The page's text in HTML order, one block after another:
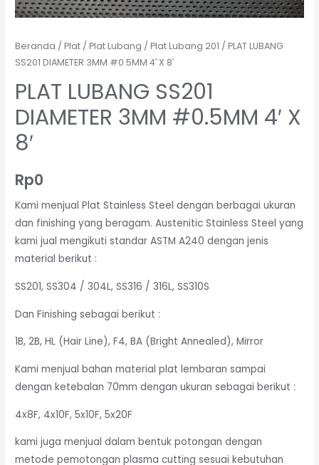
Beranda /Plat /Plat Lubang /Plat Lubang 201 / PLAT LUBANG
SS201 DIAMETER 3MM #0.5MM 4′ X 8′
PLAT LUBANG SS201
DIAMETER 3MM #0.5MM 4′ X
8′
Rp0
Kami menjual Plat Stainless Steel dengan berbagai ukuran
dan finishing yang beragam. Austenitic Stainless Steel yang
kami jual mengikuti standar ASTM A240 dengan jenis
material berikut :
SS201, SS304 / 304L, SS316 / 316L, SS310S
Dan Finishing sebagai berikut :
1B, 2B, HL (Hair Line), F4, BA (Bright Annealed), Mirror
Kami menjual bahan material plat lembaran sampai
dengan ketebalan 70mm dengan ukuran sebagai berikut :
4x8F, 4x10F, 5x10F, 5x20F
kami juga menjual dalam bentuk potongan dengan
metode pemotongan plasma cutting sesuai kebutuhan